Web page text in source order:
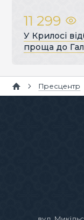
11 299
У Крилосі
проща до
Пресцентр